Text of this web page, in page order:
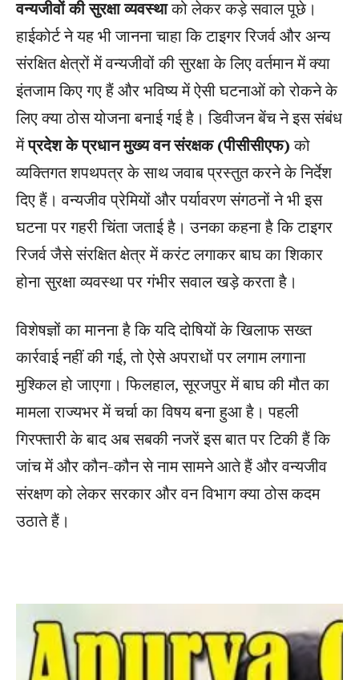
वन्यजीवों की सुरक्षा व्यवस्थाको लेकर कड़े सवाल पूछे।
हाईकोर्ट ने यह भी जानना चाहा कि टाइगर रिजर्व और अन्य
संरक्षित क्षेत्रों में वन्यजीवों की सुरक्षा के लिए वर्तमान में क्या
इंतजाम किए गए हैं और भविष्य में ऐसी घटनाओं को रोकने के
लिए क्या ठोस योजना बनाई गई है। डिवीजन बेंच ने इस संबंध
मेंप्रदेश के प्रधान मुख्य वन संरक्षक (पीसीसीएफ)को
व्यक्तिगत शपथपत्र के साथ जवाब प्रस्तुत करने के निर्देश
दिए हैं। वन्यजीव प्रेमियों और पर्यावरण संगठनों ने भी इस
घटना पर गहरी चिंता जताई है। उनका कहना है कि टाइगर
रिजर्व जैसे संरक्षित क्षेत्र में करंट लगाकर बाघ का शिकार
होना सुरक्षा व्यवस्था पर गंभीर सवाल खड़े करता है।
विशेषज्ञों का मानना है कि यदि दोषियों के खिलाफ सख्त
कार्रवाई नहीं की गई, तो ऐसे अपराधों पर लगाम लगाना
मुश्किल हो जाएगा। फिलहाल, सूरजपुर में बाघ की मौत का
मामला राज्यभर में चर्चा का विषय बना हुआ है। पहली
गिरफ्तारी के बाद अब सबकी नजरें इस बात पर टिकी हैं कि
जांच में और कौन-कौन से नाम सामने आते हैं और वन्यजीव
संरक्षण को लेकर सरकार और वन विभाग क्या ठोस कदम
उठाते हैं।